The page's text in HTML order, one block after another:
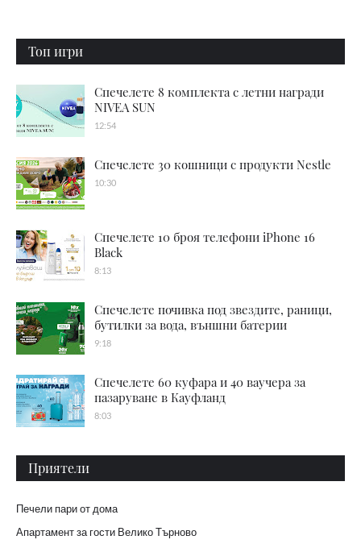
Топ игри
Спечелете 8 комплекта с летни награди
NIVEA SUN
12:54
Спечелете 30 кошници с продукти Nestle
10:30
Спечелете 10 броя телефони iPhone 16
Black
8:13
Спечелете почивка под звездите, раници,
бутилки за вода, външни батерии
9:18
Спечелете 60 куфара и 40 ваучера за
пазаруване в Кауфланд
8:03
Приятели
Печели пари от дома
Апартамент за гости Велико Търново